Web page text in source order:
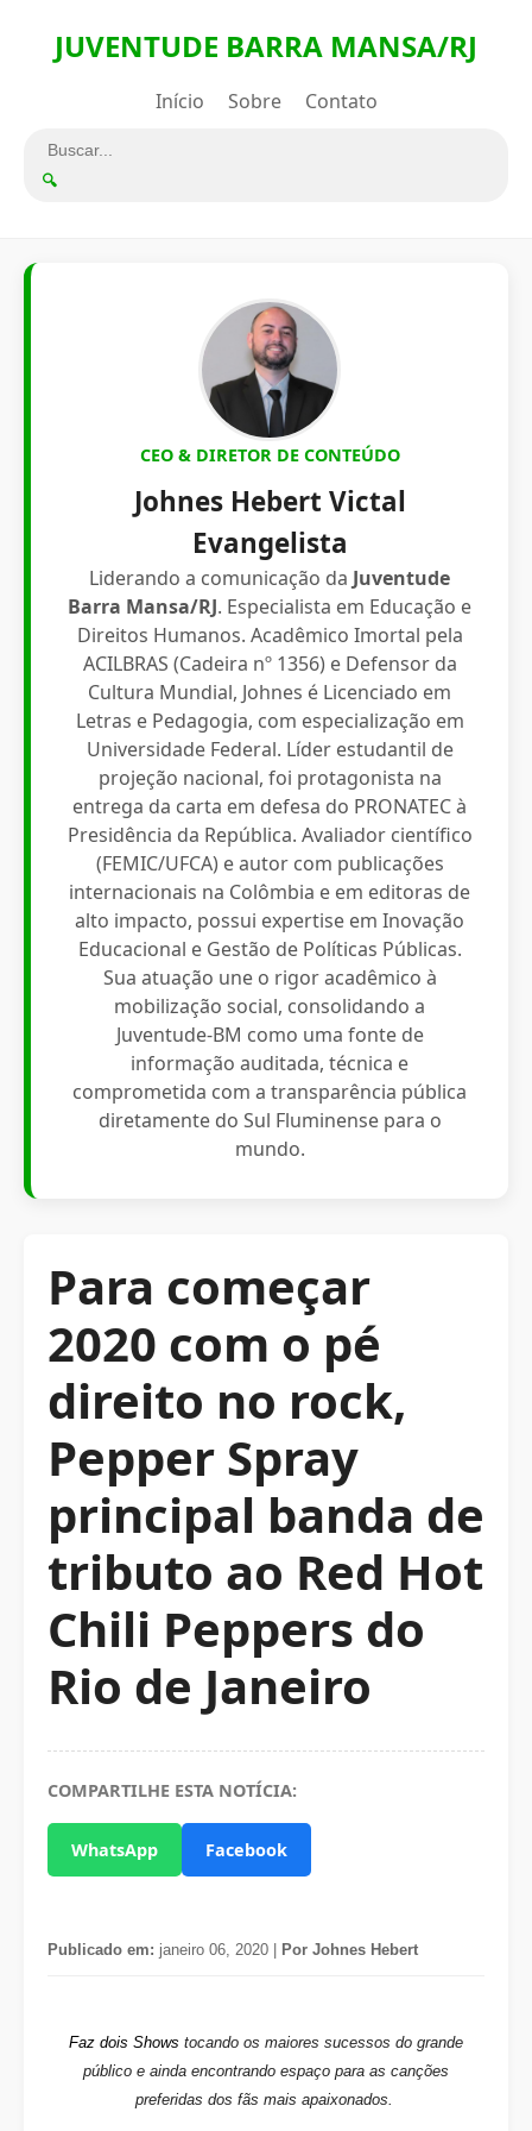
JUVENTUDE BARRA MANSA/RJ
Início Sobre Contato
🔍
CEO & DIRETOR DE CONTEÚDO
Johnes Hebert Victal
Evangelista
Liderando a comunicação da Juventude
Barra Mansa/RJ. Especialista em Educação e
Direitos Humanos. Acadêmico Imortal pela
ACILBRAS (Cadeira nº 1356) e Defensor da
Cultura Mundial, Johnes é Licenciado em
Letras e Pedagogia, com especialização em
Universidade Federal. Líder estudantil de
projeção nacional, foi protagonista na
entrega da carta em defesa do PRONATEC à
Presidência da República. Avaliador científico
(FEMIC/UFCA) e autor com publicações
internacionais na Colômbia e em editoras de
alto impacto, possui expertise em Inovação
Educacional e Gestão de Políticas Públicas.
Sua atuação une o rigor acadêmico à
mobilização social, consolidando a
Juventude-BM como uma fonte de
informação auditada, técnica e
comprometida com a transparência pública
diretamente do Sul Fluminense para o
mundo.
Para começar
2020 com o pé
direito no rock,
Pepper Spray
principal banda de
tributo ao Red Hot
Chili Peppers do
Rio de Janeiro
COMPARTILHE ESTA NOTÍCIA:
WhatsApp Facebook
Publicado em: janeiro 06, 2020 | Por Johnes Hebert
Faz dois Shows tocando os maiores sucessos do grande
público e ainda encontrando espaço para as canções
preferidas dos fãs mais apaixonados.